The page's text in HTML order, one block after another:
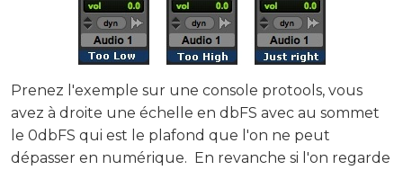
Prenez l'exemple sur une console protools, vous
avez à droite une échelle en dbFS avec au sommet
le 0dbFS qui est le plafond que l'on ne peut
dépasser en numérique. En revanche si l'on regarde